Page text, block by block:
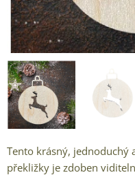
Tento krásný, jednoduchý
překližky je zdoben